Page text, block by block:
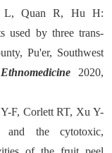
L, Quan R, Hu H:
used by three trans-
Pu'er, Southwest
2020,
F, Corlett RT, Xu Y-
and the cytotoxic,